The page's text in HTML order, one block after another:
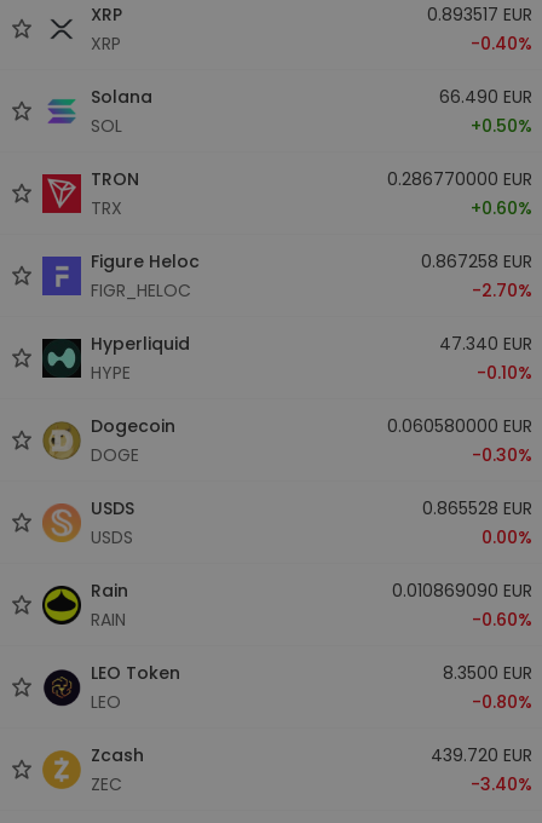
XRP
XRP
0.893517 EUR
-0.40%
Solana
SOL
66.490 EUR
+0.50%
TRON
TRX
0.286770000 EUR
+0.60%
Figure Heloc
FIGR_HELOC
0.867258 EUR
-2.70%
Hyperliquid
HYPE
47.340 EUR
-0.10%
Dogecoin
DOGE
0.060580000 EUR
-0.30%
USDS
USDS
0.865528 EUR
0.00%
Rain
RAIN
0.010869090 EUR
-0.60%
LEO Token
LEO
8.3500 EUR
-0.80%
Zcash
ZEC
439.720 EUR
-3.40%